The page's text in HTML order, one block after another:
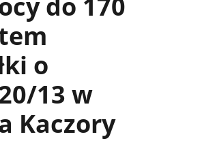
o
13 w
Kaczory